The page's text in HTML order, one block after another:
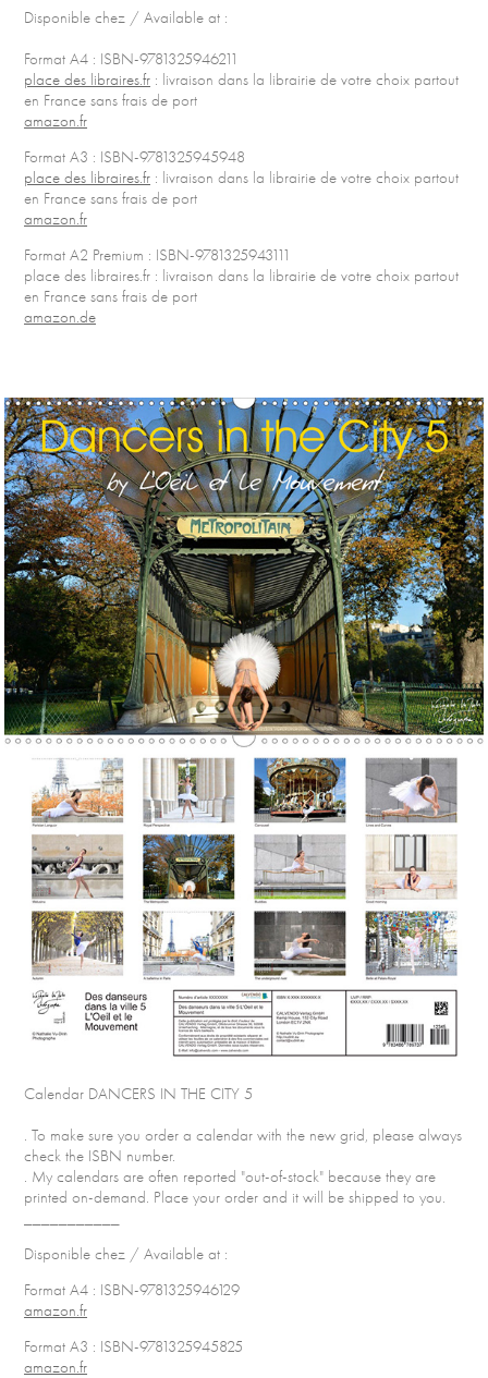
Disponible chez / Available at :
Format A4 : ISBN-9781325946211
place des libraires.fr : livraison dans la librairie de votre choix partout
en France sans frais de port
amazon.fr
Format A3 : ISBN-9781325945948
place des libraires.fr : livraison dans la librairie de votre choix partout
en France sans frais de port
amazon.fr
Format A2 Premium : ISBN-9781325943111
place des libraires.fr : livraison dans la librairie de votre choix partout
en France sans frais de port
amazon.de
Calendar DANCERS IN THE CITY 5
. To make sure you order a calendar with the new grid, please always
check the ISBN number.
. My calendars are often reported "out-of-stock" because they are
printed on-demand. Place your order and it will be shipped to you.
Disponible chez / Available at :
Format A4 : ISBN-9781325946129
amazon.fr
Format A3 : ISBN-9781325945825
amazon.fr